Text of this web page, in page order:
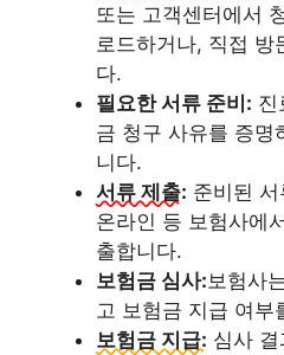
또는 고객센터에서
로드하거나, 직접 방
다.
필요한 서류 준비: 진
금 청구 사유를 증명
니다.
서류 제출: 준비된
온라인 등 보험사에
출합니다.
보험금 심사:보험사
고 보험금 지급 여부
보험금 지급: 심사